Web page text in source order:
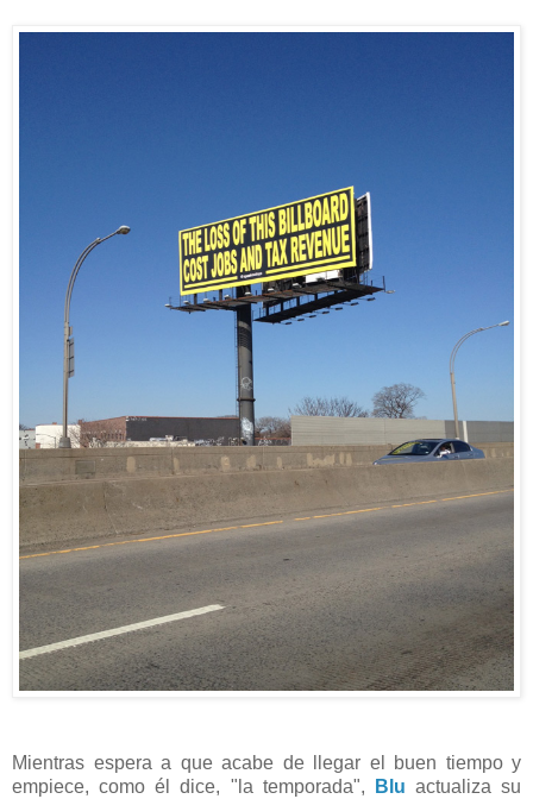
Mientras espera a que acabe de llegar el buen tiempo y
empiece, como él dice, "la temporada",
Blu actualiza su